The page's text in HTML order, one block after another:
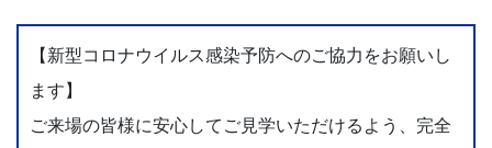
【新型コロナウイルス感染予防へのご協力をお願いし
ます】
ご来場の皆様に安心してご見学いただけるよう、完全